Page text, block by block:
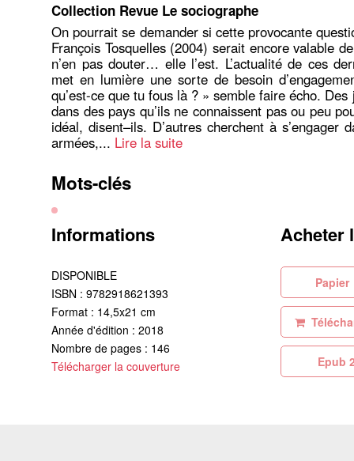
Collection Revue Le sociographe
On pourrait se demander si cette provocante
François Tosquelles (2004) serait encore valable
n’en pas douter… elle l’est. L’actualité de ces
met en lumière une sorte de besoin
qu’est-ce que tu fous là ? » semble faire écho.
dans des pays qu’ils ne connaissent pas ou peu
idéal, disent–ils. D’autres cherchent à s’engager
armées,... Lire la suite
Mots-clés
Informations
DISPONIBLE
ISBN : 9782918621393
Format : 14,5x21 cm
Année d'édition : 2018
Nombre de pages : 146
Télécharger la couverture
Acheter